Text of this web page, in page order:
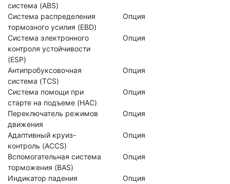
система (ABS)
Система распределения
тормозного усилия (EBD)
Опция
Система электронного
контроля устойчивости
(ESP)
Опция
Антипробуксовочная
система (TCS)
Опция
Система помощи при
старте на подъеме (HAC)
Опция
Переключатель режимов
движения
Опция
Адаптивный круиз-
контроль (ACCS)
Опция
Вспомогательная система
торможения (BAS)
Опция
Индикатор падения
Опция